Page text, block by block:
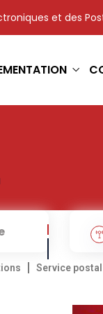
et des
Service postal